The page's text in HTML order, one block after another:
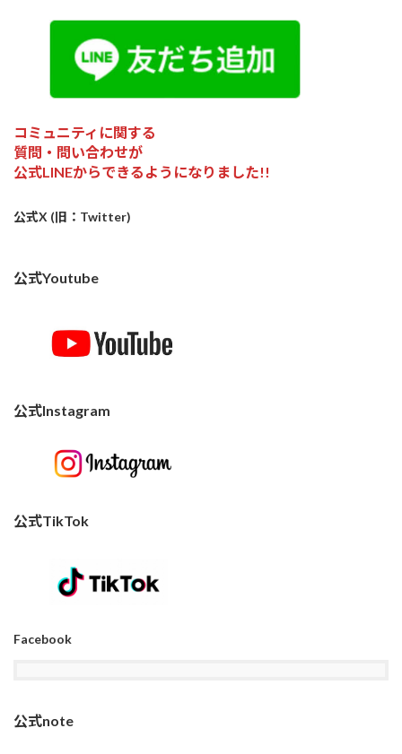
コミュニティに関する
質問・問い合わせが
公式LINEからできるようになりました!!
公式X (旧：Twitter)
公式Youtube
公式Instagram
公式TikTok
Facebook
公式note